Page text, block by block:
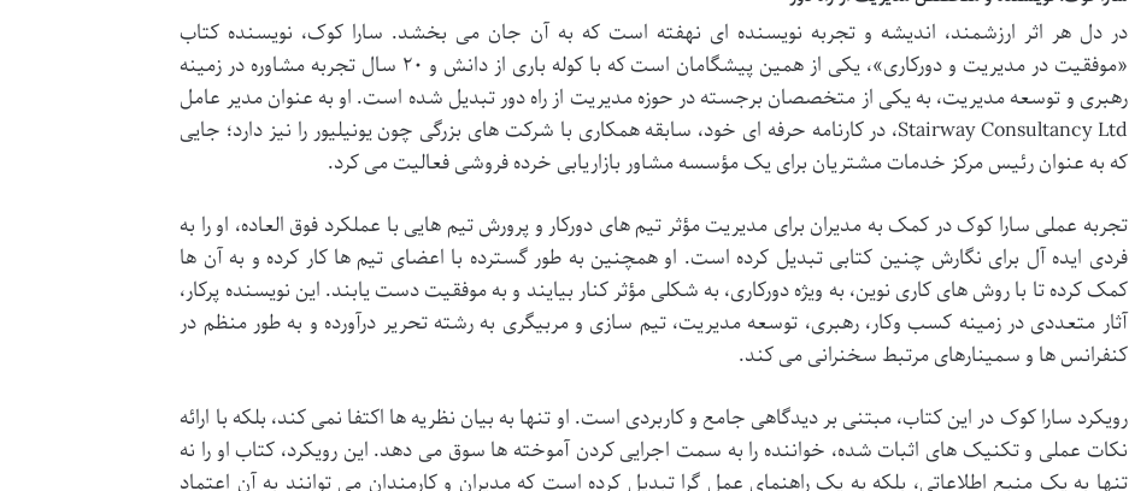
در دل هر اثر ارزشمند، اندیشه و تجربه نویسنده ای نهفته است که به آن جان می بخشد. سارا کوک، نویسنده کتاب
«موفقیت در مدیریت و دورکاری»، یکی از همین پیشگامان است که با کوله باری از دانش و ۲۰ سال تجربه مشاوره در زمینه
رهبری و توسعه مدیریت، به یکی از متخصصان برجسته در حوزه مدیریت از راه دور تبدیل شده است. او به عنوان مدیر عامل
Stairway Consultancy Ltd، در کارنامه حرفه ای خود، سابقه همکاری با شرکت های بزرگی چون یونیلیور را نیز دارد؛ جایی
که به عنوان رئیس مرکز خدمات مشتریان برای یک مؤسسه مشاور بازاریابی خرده فروشی فعالیت می کرد.
تجربه عملی سارا کوک در کمک به مدیران برای مدیریت مؤثر تیم های دورکار و پرورش تیم هایی با عملکرد فوق العاده، او را به
فردی ایده آل برای نگارش چنین کتابی تبدیل کرده است. او همچنین به طور گسترده با اعضای تیم ها کار کرده و به آن ها
کمک کرده تا با روش های کاری نوین، به ویژه دورکاری، به شکلی مؤثر کنار بیایند و به موفقیت دست یابند. این نویسنده پرکار،
آثار متعددی در زمینه کسب وکار، رهبری، توسعه مدیریت، تیم سازی و مربیگری به رشته تحریر درآورده و به طور منظم در
کنفرانس ها و سمینارهای مرتبط سخنرانی می کند.
رویکرد سارا کوک در این کتاب، مبتنی بر دیدگاهی جامع و کاربردی است. او تنها به بیان نظریه ها اکتفا نمی کند، بلکه با ارائه
نکات عملی و تکنیک های اثبات شده، خواننده را به سمت اجرایی کردن آموخته ها سوق می دهد. این رویکرد، کتاب او را نه
تنها به یک منبع اطلاعاتی، بلکه به یک راهنمای عمل گرا تبدیل کرده است که مدیران و کارمندان می توانند به آن اعتماد